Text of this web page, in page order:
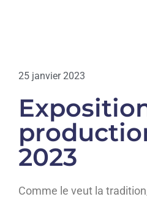
25 janvier 2023
2023
Comme le veut la